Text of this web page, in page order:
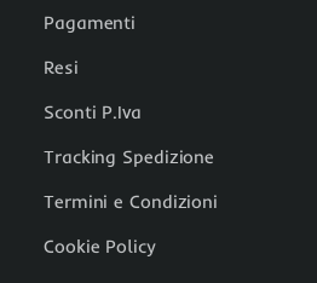
Pagamenti
Resi
Sconti P.Iva
Tracking Spedizione
Termini e Condizioni
Cookie Policy